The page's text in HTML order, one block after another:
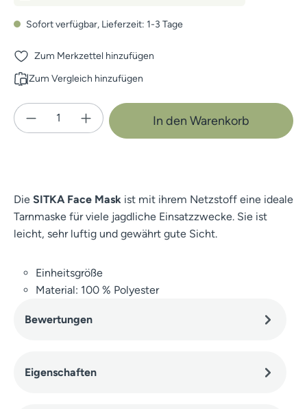
Sofort verfügbar, Lieferzeit: 1-3 Tage
Zum Merkzettel hinzufügen
Zum Vergleich hinzufügen
Produkt Anzahl: Gib den gewünschten
In den Warenkorb
Die SITKA Face Mask ist mit ihrem Netzstoff eine ideale
Tarnmaske für viele jagdliche Einsatzzwecke. Sie ist
leicht, sehr luftig und gewährt gute Sicht.
Einheitsgröße
Material: 100 % Polyester
Bewertungen
Eigenschaften